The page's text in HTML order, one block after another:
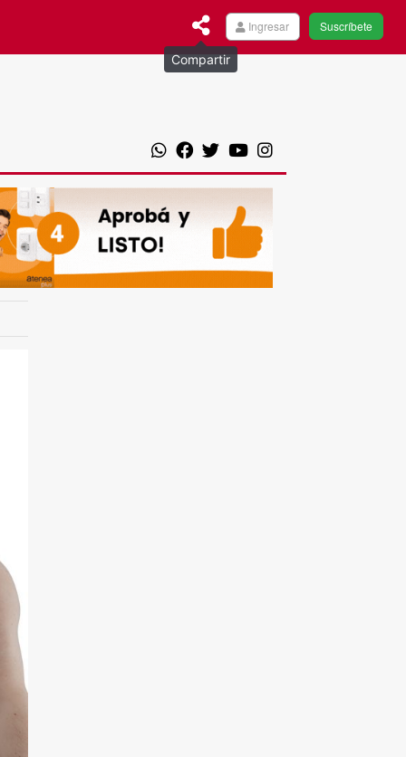
Suscríbete
Ingresar
Compartir